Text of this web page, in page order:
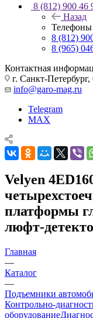
8 (812) 900 46
Назад
Телефоны
8 (812)
8 (965)
Контактная
г. Санкт-
info@garo-mag.ru
Telegram
MAX
Velyen
платформы
люфт-
Главная
—
Каталог
—
Подъемники
Контрольно-
оборудование